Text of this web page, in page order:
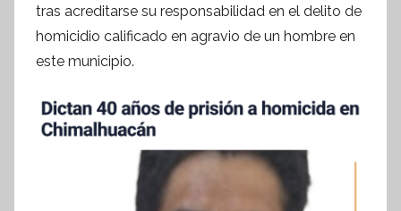
n
t
i
I
tras acreditarse su responsabilidad en el delito de
homicidio calificado en agravio de un hombre en
este municipio.